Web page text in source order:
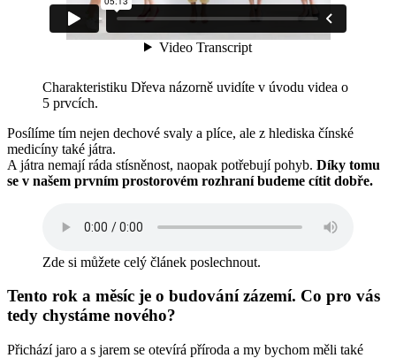
Charakteristiku Dřeva názorně uvidíte v úvodu videa o
5 prvcích.
Posílíme tím nejen dechové svaly a plíce, ale z hlediska čínské
medicíny také játra.
A játra nemají ráda stísněnost, naopak potřebují pohyb. Díky tomu
se v našem prvním prostorovém rozhraní budeme cítit dobře.
Zde si můžete celý článek poslechnout.
Tento rok a měsíc je o budování zázemí. Co pro vás
tedy chystáme nového?
Přichází jaro a s jarem se otevírá příroda a my bychom měli také